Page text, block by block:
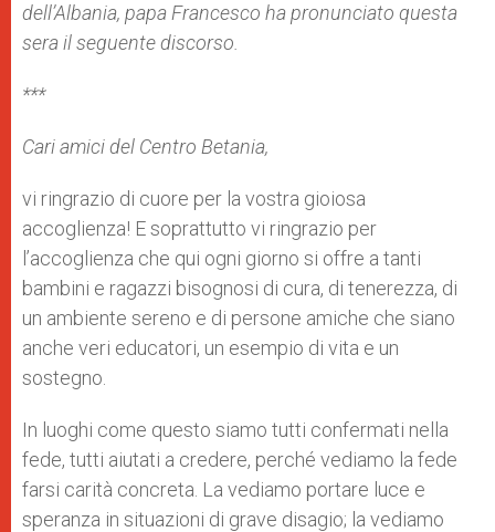
dell’Albania, papa Francesco ha pronunciato questa
sera il seguente discorso.
***
Cari amici del Centro Betania,
vi ringrazio di cuore per la vostra gioiosa
accoglienza! E soprattutto vi ringrazio per
l’accoglienza che qui ogni giorno si offre a tanti
bambini e ragazzi bisognosi di cura, di tenerezza, di
un ambiente sereno e di persone amiche che siano
anche veri educatori, un esempio di vita e un
sostegno.
In luoghi come questo siamo tutti confermati nella
fede, tutti aiutati a credere, perché vediamo la fede
farsi carità concreta. La vediamo portare luce e
speranza in situazioni di grave disagio; la vediamo